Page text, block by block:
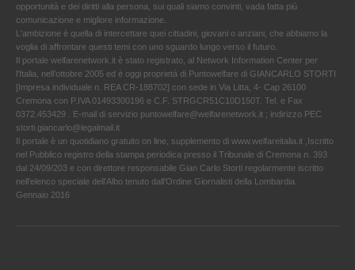
opportunità e dei diritti alla persona, sui quali siamo convinti, vada fatta più
comunicazione e migliore informazione.
L'ambizione è quella di intercettare quei cittadini, giovani o anziani, che abbiamo la
voglia di affrontare questi temi con uno sguardo lungo verso il futuro.
Il portale welfarenetwork.it è stato registrato, al Network Information Center per
l'Italia, nell’ottobre 2005 ed è oggi proprietà di Puntowelfare di GIANCARLO STORTI
[Impresa individuale n. REA CR-188702] con sede in Via Litta, 4- Cap 26100
Cremona con P.IVA 01493300196 e C.F. STRGCR51C10D150T. Tel. e Fax
0372.453429 . E-mail di servizio puntowelfare@welfarenetwork.it ; indirizzo PEC
storti.giancarlo@legalmail.it
Il portale è un quotidiano gratuito on line, supplemento di www.welfareitalia.it ,Iscritto
nel Pubblico registro della stampa periodica presso il Tribunale di Cremona n. 393
dal 24/09/203 e con direttore responsabile Gian Carlo Storti regolarmente iscritto
nell’elenco speciale dell’Albo tenuto dall’Ordine Giornalisti della Lombardia.
Gennaio 2016